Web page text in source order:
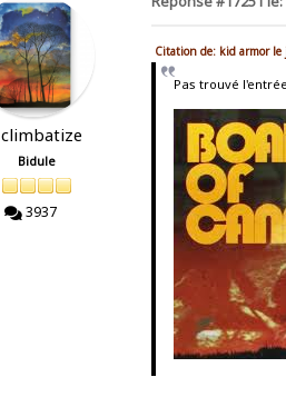
climbatize
Bidule
3937
Citation de: kid armor
Pas trouvé